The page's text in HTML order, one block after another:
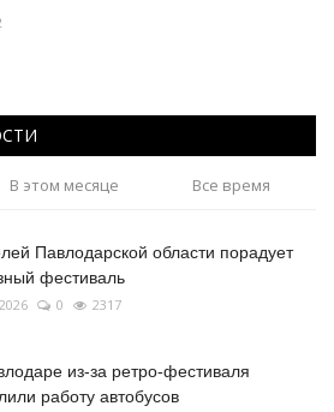
В этом месяце Все время
Павлодарской области порадует
фестиваль
0 2317
из-за ретро-фестиваля
работу автобусов